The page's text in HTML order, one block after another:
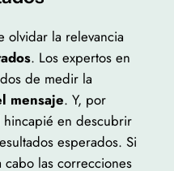
olvidar la relevancia
. Los expertos en
de medir la
mensaje. Y, por
hincapié en descubrir
esperados. Si
cabo las correcciones